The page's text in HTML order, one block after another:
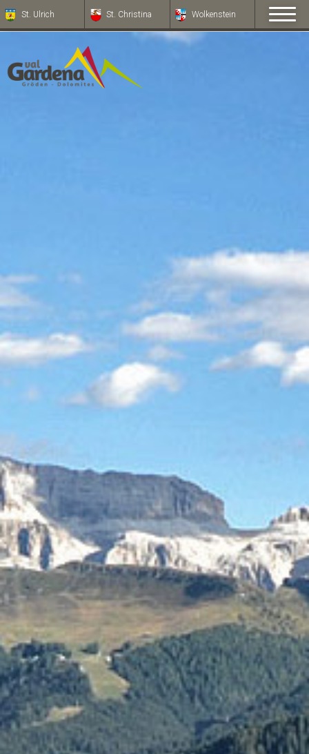
St. Ulrich St. Christina Wolkenstein